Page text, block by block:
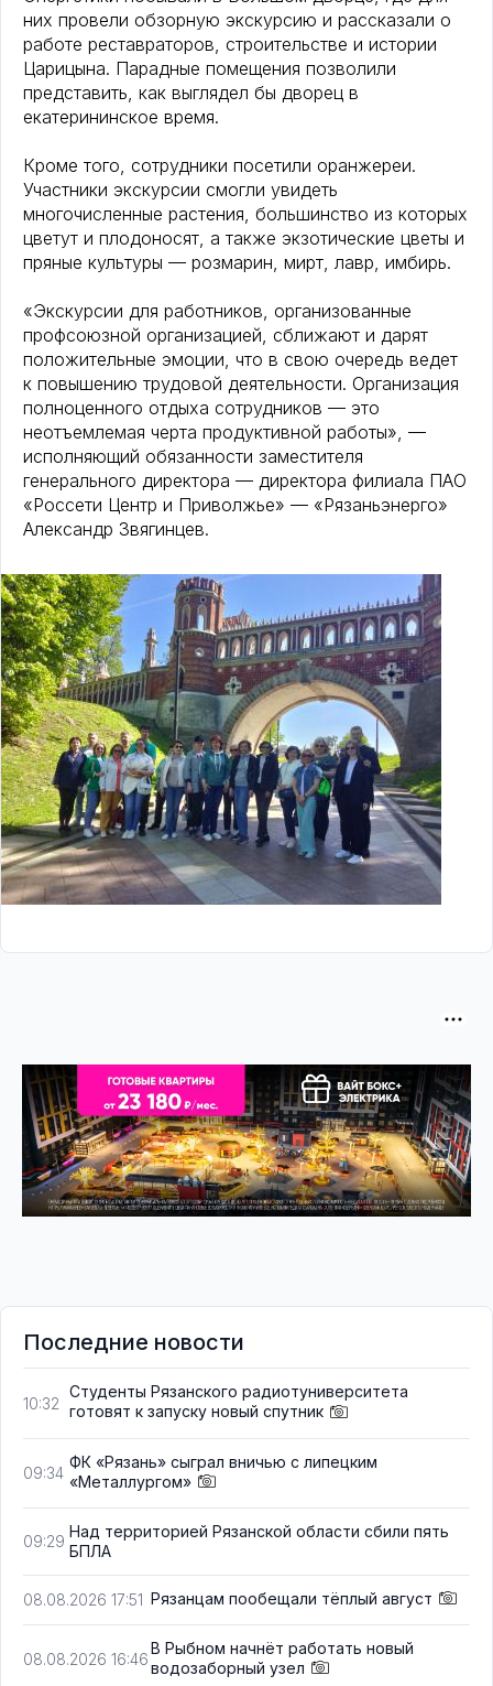
них провели обзорную экскурсию и рассказали о
работе реставраторов, строительстве и истории
Царицына. Парадные помещения позволили
представить, как выглядел бы дворец в
екатерининское время.
Кроме того, сотрудники посетили оранжереи.
Участники экскурсии смогли увидеть
многочисленные растения, большинство из которых
цветут и плодоносят, а также экзотические цветы и
пряные культуры — розмарин, мирт, лавр, имбирь.
«Экскурсии для работников, организованные
профсоюзной организацией, сближают и дарят
положительные эмоции, что в свою очередь ведет
к повышению трудовой деятельности. Организация
полноценного отдыха сотрудников — это
неотъемлемая черта продуктивной работы», —
исполняющий обязанности заместителя
генерального директора — директора филиала ПАО
«Россети Центр и Приволжье» — «Рязаньэнерго»
Александр Звягинцев.
Последние новости
10:32
Студенты Рязанского радиотуниверситета
готовят к запуску новый спутник
09:34
ФК «Рязань» сыграл вничью с липецким
«Металлургом»
09:29
Над территорией Рязанской области сбили пять
БПЛА
08.08.2026 17:51 Рязанцам пообещали тёплый август
08.08.2026 16:46
В Рыбном начнёт работать новый
водозаборный узел